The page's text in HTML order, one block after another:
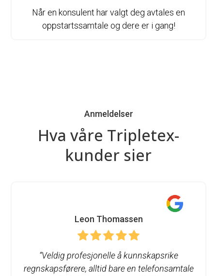
Når en konsulent har valgt deg avtales en
oppstartssamtale og dere er i gang!
Anmeldelser
Hva våre Tripletex-
kunder sier
Leon Thomassen
“Veldig profesjonelle å kunnskapsrike
regnskapsførere, alltid bare en telefonsamtale